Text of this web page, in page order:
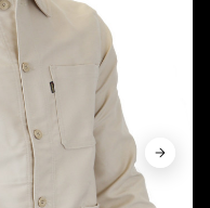










